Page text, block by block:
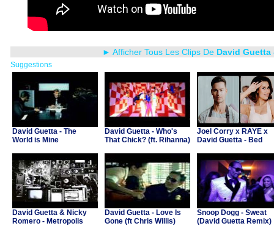
► Afficher Tous Les Clips De David Guetta
Suggestions
David Guetta - The
World is Mine
David Guetta - Who's
That Chick? (ft. Rihanna)
Joel Corry x RAYE x
David Guetta - Bed
David Guetta & Nicky
Romero - Metropolis
David Guetta - Love Is
Gone (ft Chris Willis)
Snoop Dogg - Sweat
(David Guetta Remix)